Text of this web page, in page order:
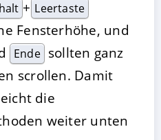
+ Leertaste
Fensterhöhe, und
Ende sollten ganz
scrollen. Damit
die
weiter unten